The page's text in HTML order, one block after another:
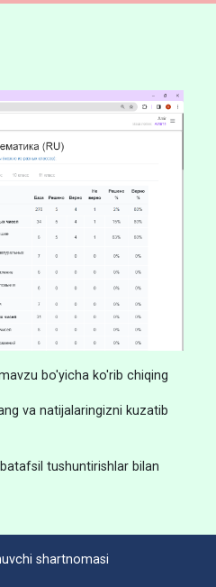
bo'yicha ko'rib chiqing
va natijalaringizni kuzatib
tushuntirishlar bilan
shartnomasi